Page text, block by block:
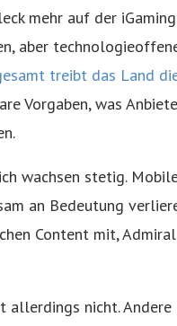
mehr auf der
aber
treibt das Land
Vorgaben, was
wachsen stetig.
an Bedeutung
Content mit,
allerdings nicht.